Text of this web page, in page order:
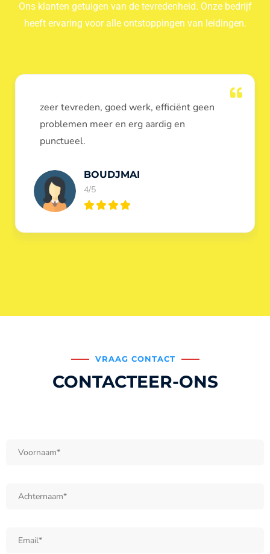
Ons klanten getuigen van de tevredenheid. Onze bedrijf
heeft ervaring voor alle ontstoppingen van leidingen.
Dank u voor de ontstopping van wc, werd
heel goed uitgevoerd, door de loodgieters
ontstoppers services janssens.
Eric Garfield
5/5
VRAAG CONTACT
CONTACTEER-ONS